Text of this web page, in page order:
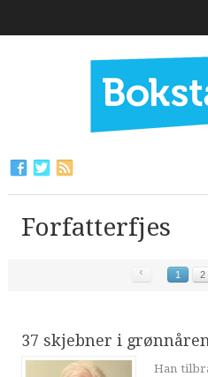
Forfatterfjes
‹ 1 2
37 skjebner i
Han